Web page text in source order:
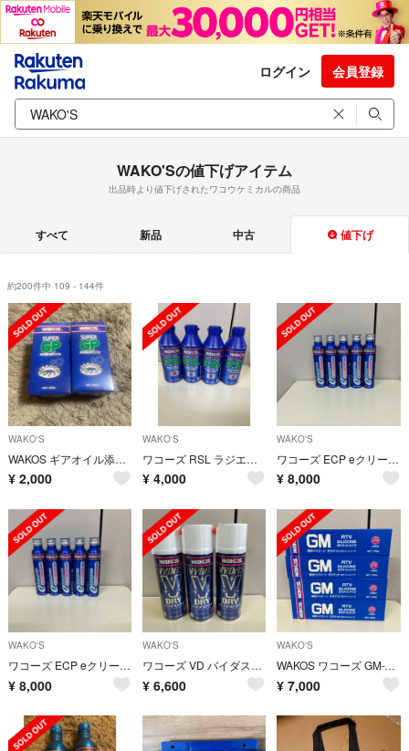
ログイン 会員登録
WAKO'Sの値下げアイテム
出品時より値下げされたワコウケミカルの商品
すべて 新品 中古 値下げ
約200件中 109 - 144件
WAKO'S
WAKOS ギアオイル添加剤(2本)
¥ 2,000
WAKO'S
ワコーズ RSL ラジエーターストップリーク 150ml R211 4本セット
¥ 4,000
WAKO'S
ワコーズ ECP eクリーンプラス 100ml E170 5本セット
¥ 8,000
WAKO'S
ワコーズ ECP eクリーンプラス 100ml E170 5本セット
¥ 8,000
WAKO'S
ワコーズ VD バイダスドライ 200ml A211 3本セット
¥ 6,600
WAKO'S
WAKOS ワコーズ GM-T ガスケットメイク 液体ガスケット 4本セット
¥ 7,000